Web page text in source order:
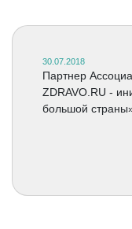
30.07.2018
Партнер
ZDRAVO.RU -
большой